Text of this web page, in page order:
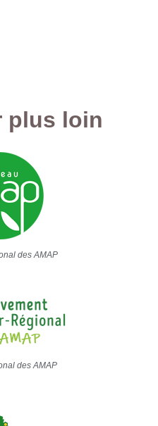
plus loin
des AMAP
des AMAP